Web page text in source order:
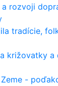
rozvoji
tradície,
križovatky a
-